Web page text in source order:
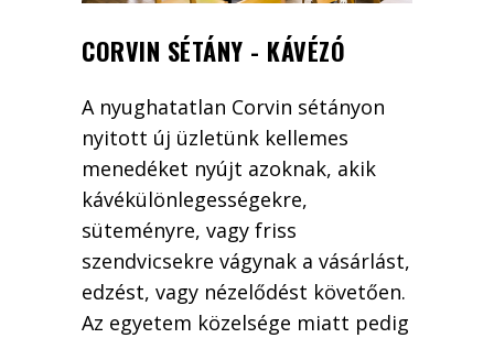
CORVIN SÉTÁNY - KÁVÉZÓ
A nyughatatlan Corvin sétányon
nyitott új üzletünk kellemes
menedéket nyújt azoknak, akik
kávékülönlegességekre,
süteményre, vagy friss
szendvicsekre vágynak a vásárlást,
edzést, vagy nézelődést követően.
Az egyetem közelsége miatt pedig